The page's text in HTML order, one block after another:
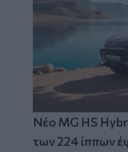
Νέο MG HS
των 224 ίππων